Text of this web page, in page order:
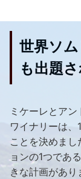
世界ソ
も出題
ミケーレとア
ワイナリーは
ことを決めま
ョンの1つであ
きな計画があ